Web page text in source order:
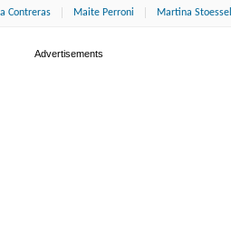
Contreras Maite Perroni Martina Stoessel